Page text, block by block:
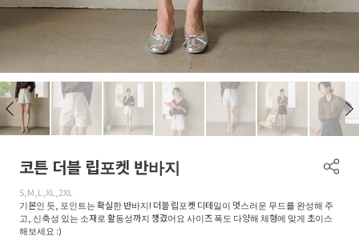
코튼 더블 립포켓 반바지
S,M,L,XL,2XL
기본인 듯, 포인트는 확실한 반바지! 더블 립포켓 디테일이 멋스러운 무드를 완성해 주
고, 신축성 있는 소재로 활동성까지 챙겼어요 사이즈 폭도 다양해 체형에 맞게 초이스
해보세요 :)